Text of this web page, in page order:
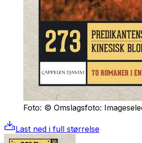
Foto: © Omslagsfoto:
Last ned i full størrelse